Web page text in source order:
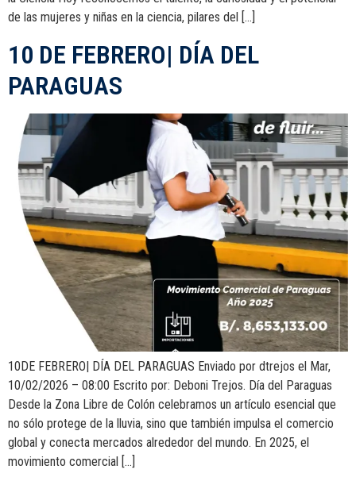
de las mujeres y niñas en la ciencia, pilares del […]
10 DE FEBRERO| DÍA DEL
PARAGUAS
10DE FEBRERO| DÍA DEL PARAGUAS Enviado por dtrejos el Mar,
10/02/2026 – 08:00 Escrito por: Deboni Trejos. Día del Paraguas
Desde la Zona Libre de Colón celebramos un artículo esencial que
no sólo protege de la lluvia, sino que también impulsa el comercio
global y conecta mercados alrededor del mundo. En 2025, el
movimiento comercial […]